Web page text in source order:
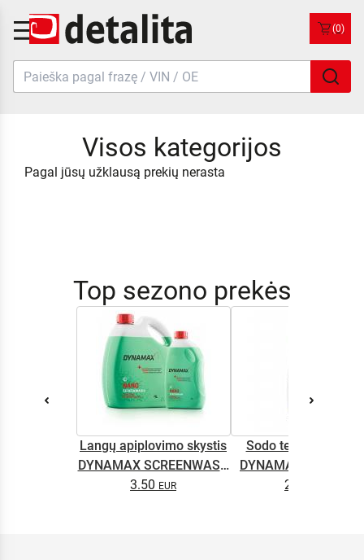
(0)
Visos kategorijos
Pagal jūsų užklausą prekių nerasta
Top sezono prekės
Langų apiplovimo skystis
DYNAMAX SCREENWASH
NANO 4l
3.50
Sodo technikos
DYNAMAX M2T
2.65